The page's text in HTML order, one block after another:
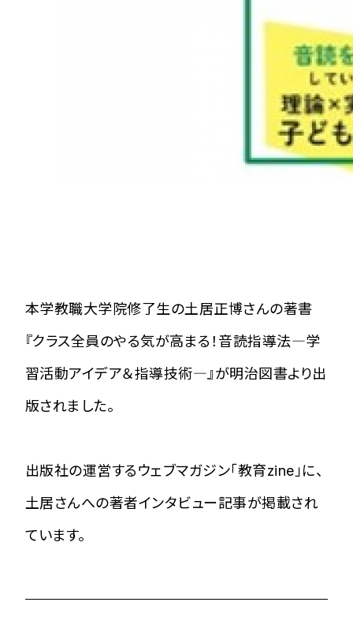
本学教職大学院修了生の土居正博さんの著書
『クラス全員のやる気が高まる！音読指導法―学
習活動アイデア＆指導技術―』が明治図書より出
版されました。
出版社の運営するウェブマガジン「教育zine」に、
土居さんへの著者インタビュー記事が掲載され
ています。